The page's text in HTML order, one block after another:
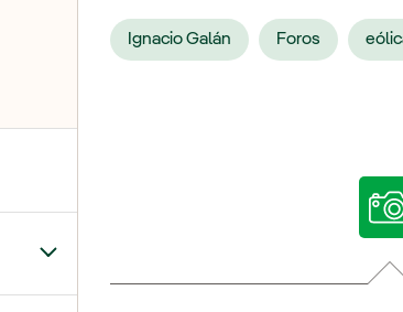
Alternar el submenú para Nuestras voces
Ignacio Galán Foros